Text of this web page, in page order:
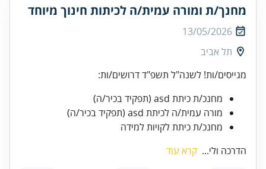
מחנך/ת ומורה עמית/ה לכיתות חינוך מיוחד
13/05/2026
תל אביב
מגייסים/ות! לשנה"ל תשפ"ד דרושים/ות:
מחנכ/ת כיתת asd (תפקיד בכיר/ה)
מורה עמית/ה לכיתת asd (תפקיד בכיר/ה)
מחנכ/ת כיתת לקויות למידה
הדרכה ולי... קרא עוד